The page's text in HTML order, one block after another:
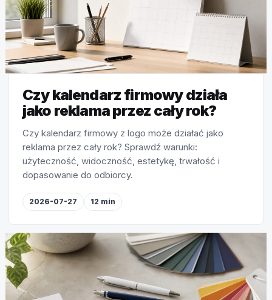
Czy kalendarz firmowy działa
jako reklama przez cały rok?
Czy kalendarz firmowy z logo może działać jako
reklama przez cały rok? Sprawdź warunki:
użyteczność, widoczność, estetykę, trwałość i
dopasowanie do odbiorcy.
2026-07-27 12 min